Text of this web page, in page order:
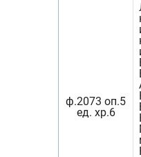
ф.2073 оп.5
ед. хр.6